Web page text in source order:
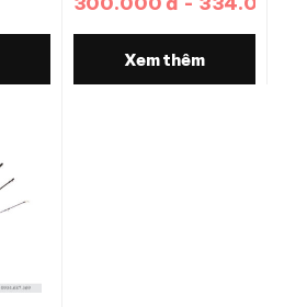
Xem thêm